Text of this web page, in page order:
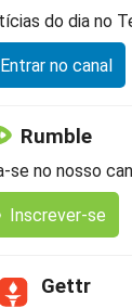
do dia no
Entrar no canal
Rumble
se no nosso
Inscrever-se
Gettr